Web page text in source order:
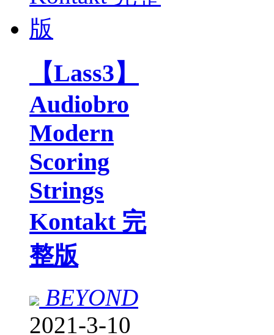
【Lass3】
Audiobro
Modern
Scoring
Strings
Kontakt 完
整版
BEYOND
2021-3-10